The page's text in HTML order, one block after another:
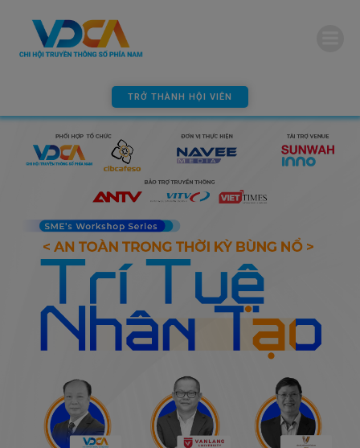
TRỞ THÀNH HỘI VIÊN